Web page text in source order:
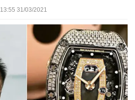
13:55 31/03/2021